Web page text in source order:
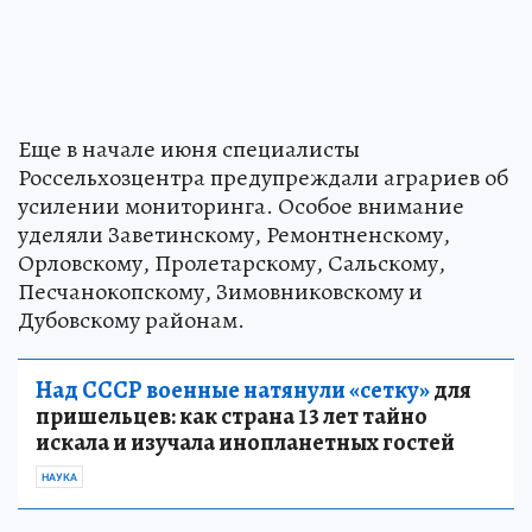
Еще в начале июня специалисты
Россельхозцентра предупреждали аграриев об
усилении мониторинга. Особое внимание
уделяли Заветинскому, Ремонтненскому,
Орловскому, Пролетарскому, Сальскому,
Песчанокопскому, Зимовниковскому и
Дубовскому районам.
Над СССР военные натянули «сетку»для
пришельцев: как страна 13 лет тайно
искала и изучала инопланетных гостей
НАУКА